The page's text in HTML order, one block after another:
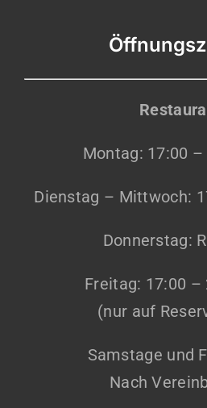
Montag: 17:00 –
Dienstag – Mittwoch:
Donnerstag:
Freitag: 17:00 –
(nur auf
Samstage und
Nach